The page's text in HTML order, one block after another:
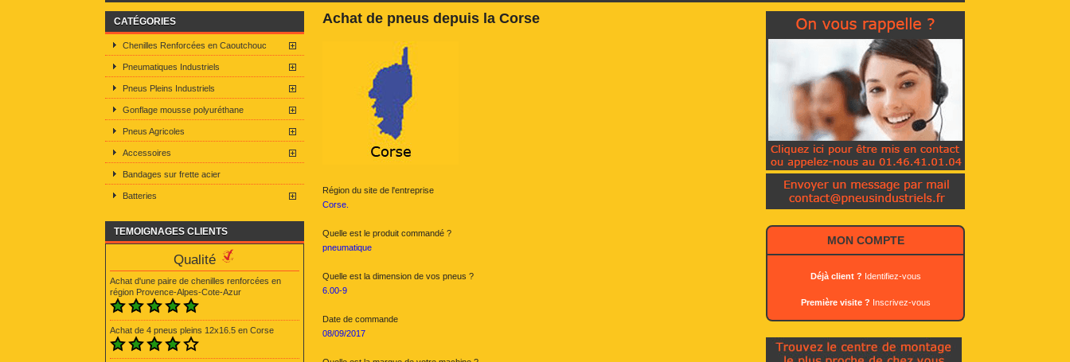
CATÉGORIES
Chenilles Renforcées en Caoutchouc
Pneumatiques Industriels
Pneus Pleins Industriels
Gonflage mousse polyuréthane
Pneus Agricoles
Accessoires
Bandages sur frette acier
Batteries
TEMOIGNAGES CLIENTS
Qualité
Achat d'une paire de chenilles renforcées en
région Provence-Alpes-Cote-Azur
Achat de 4 pneus pleins 12x16.5 en Corse
Achat de pneus depuis la Corse
Région du site de l'entreprise
Corse.
Quelle est le produit commandé ?
pneumatique
Quelle est la dimension de vos pneus ?
6.00-9
Date de commande
08/09/2017
MON COMPTE
Déjà client ? Identifiez-vous
Première visite ? Inscrivez-vous